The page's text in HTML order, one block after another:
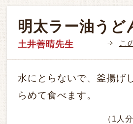
明太ラー油うど
土井善晴先生 こ
水にとらないで、釜揚げ
らめて食べます。
（1人分